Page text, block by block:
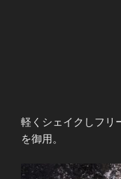
軽くシェイクしフリ
を御用。